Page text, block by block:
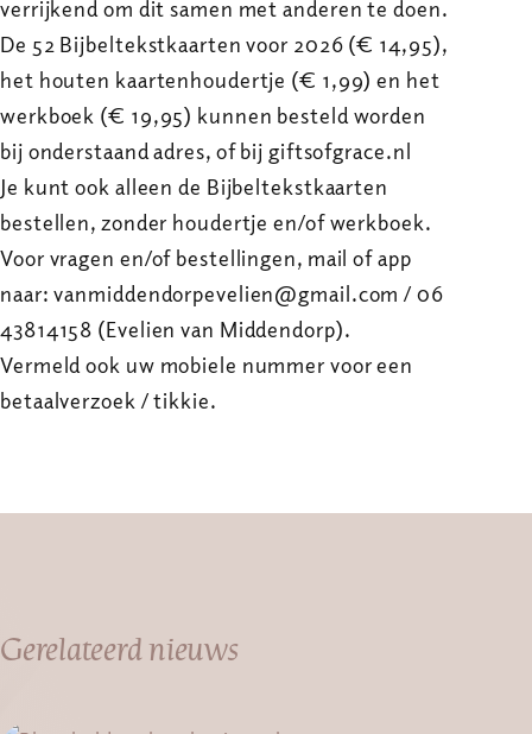
verrijkend om dit samen met anderen te doen.
De 52 Bijbeltekstkaarten voor 2026 (€ 14,95),
het houten kaartenhoudertje (€ 1,99) en het
werkboek (€ 19,95) kunnen besteld worden
bij onderstaand adres, of bij giftsofgrace.nl
Je kunt ook alleen de Bijbeltekstkaarten
bestellen, zonder houdertje en/of werkboek.
Voor vragen en/of bestellingen, mail of app
naar: vanmiddendorpevelien@gmail.com / 06
43814158 (Evelien van Middendorp).
Vermeld ook uw mobiele nummer voor een
betaalverzoek / tikkie.
Gerelateerd nieuws